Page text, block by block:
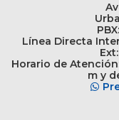
Línea Directa
Horario de
m y